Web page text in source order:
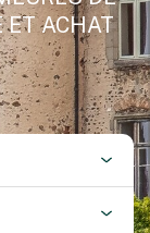
ET ACHAT